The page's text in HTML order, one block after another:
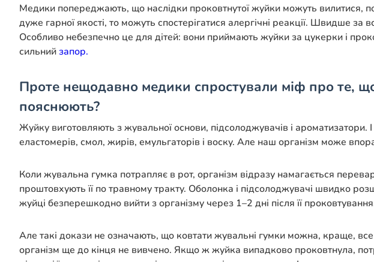
Медики попереджають, що наслідки проковтнутої жуйки можуть вилитися,
дуже гарної якості, то можуть спостерігатися алергічні реакції. Швидше
Особливо небезпечно це для дітей: вони приймають жуйки за цукерки і
сильнийзапор.
Проте нещодавно медики спростували міф про те,
пояснюють?
Жуйку виготовляють з жувальної основи, підсолоджувачів і
еластомерів, смол, жирів, емульгаторів і воску. Але наш організм може
Коли жувальна гумка потрапляє в рот, організм відразу намагається
проштовхують її по травному тракту. Оболонка і підсолоджувачі швидко
жуйці безперешкодно вийти з організму через 1–2 дні після її
Але такі докази не означають, що ковтати жувальні гумки можна, краще,
організм ще до кінця не вивчено. Якщо ж жуйка випадково проковтнула,